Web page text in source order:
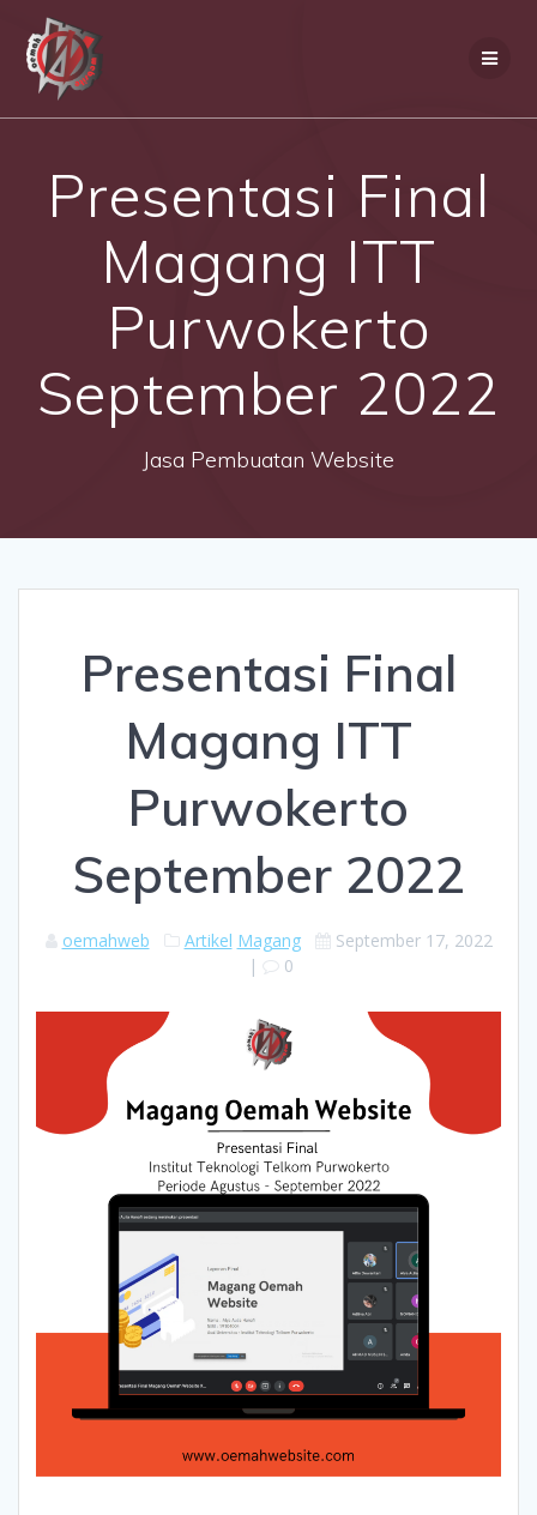
Presentasi Final
Magang ITT
Purwokerto
September 2022
Jasa Pembuatan Website
Presentasi Final
Magang ITT
Purwokerto
September 2022
oemahweb Artikel Magang
September 17, 2022
|
0